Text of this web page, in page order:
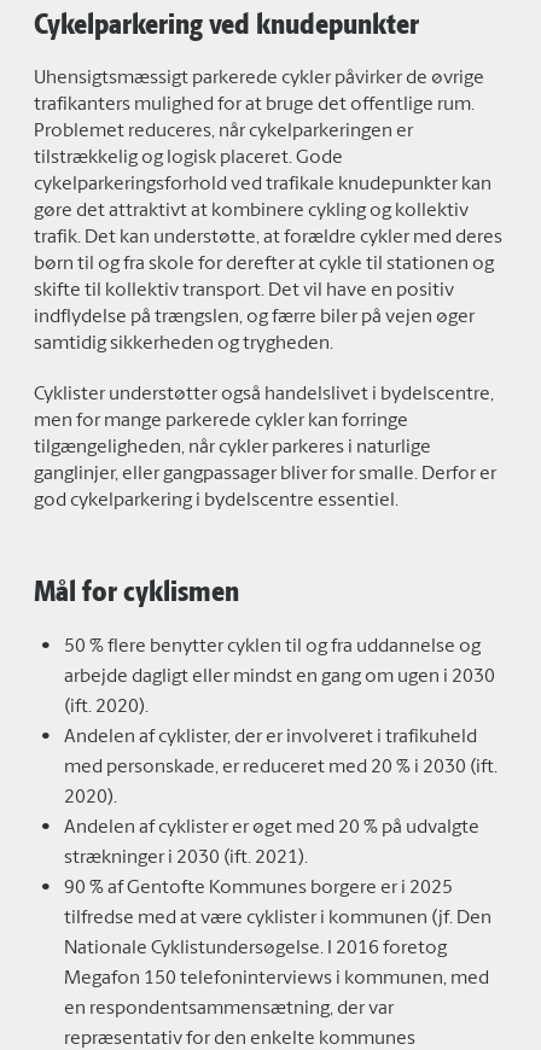
Cykelparkering ved knudepunkter
Uhensigtsmæssigt parkerede cykler påvirker de øvrige
trafikanters mulighed for at bruge det offentlige rum.
Problemet reduceres, når cykelparkeringen er
tilstrækkelig og logisk placeret. Gode
cykelparkeringsforhold ved trafikale knudepunkter kan
gøre det attraktivt at kombinere cykling og kollektiv
trafik. Det kan understøtte, at forældre cykler med deres
børn til og fra skole for derefter at cykle til stationen og
skifte til kollektiv transport. Det vil have en positiv
indflydelse på trængslen, og færre biler på vejen øger
samtidig sikkerheden og trygheden.
Cyklister understøtter også handelslivet i bydelscentre,
men for mange parkerede cykler kan forringe
tilgængeligheden, når cykler parkeres i naturlige
ganglinjer, eller gangpassager bliver for smalle. Derfor er
god cykelparkering i bydelscentre essentiel.
Mål for cyklismen
50 % flere benytter cyklen til og fra uddannelse og
arbejde dagligt eller mindst en gang om ugen i 2030
(ift. 2020).
Andelen af cyklister, der er involveret i trafikuheld
med personskade, er reduceret med 20 % i 2030 (ift.
2020).
Andelen af cyklister er øget med 20 % på udvalgte
strækninger i 2030 (ift. 2021).
90 % af Gentofte Kommunes borgere er i 2025
tilfredse med at være cyklister i kommunen (jf. Den
Nationale Cyklistundersøgelse. I 2016 foretog
Megafon 150 telefoninterviews i kommunen, med
en respondentsammensætning, der var
repræsentativ for den enkelte kommunes